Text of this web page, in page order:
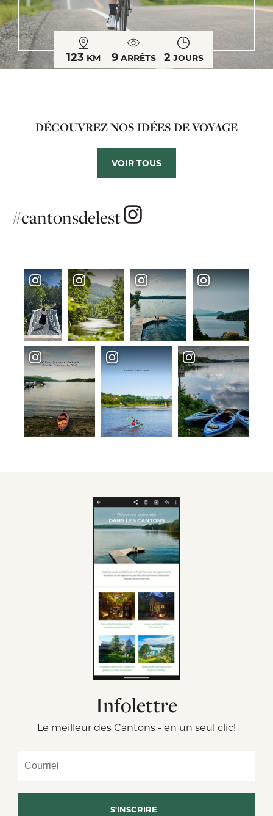
123 KM 9ARRÊTS 2 JOURS
DÉCOUVREZ NOS IDÉES DE VOYAGE
VOIR TOUS
#cantonsdelest
Infolettre
Le meilleur des Cantons - en un seul clic!